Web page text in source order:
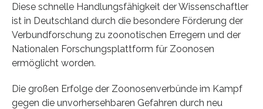
Diese schnelle Handlungsfähigkeit der Wissenschaftler
ist in Deutschland durch die besondere Förderung der
Verbundforschung zu zoonotischen Erregern und der
Nationalen Forschungsplattform für Zoonosen
ermöglicht worden.
Die großen Erfolge der Zoonosenverbünde im Kampf
gegen die unvorhersehbaren Gefahren durch neu